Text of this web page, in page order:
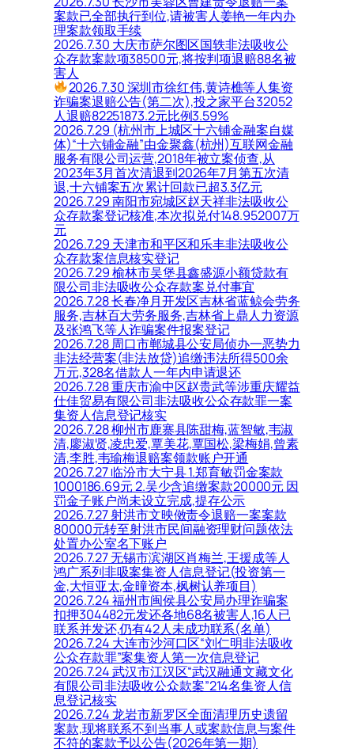
案款已全部执行到位,请被害人姜艳一年内办
理案款领取手续
2026.7.30 大庆市萨尔图区国轶非法吸收公
众存款案款项38500元,将按判项退赔88名被
害人
2026.7.30 深圳市徐红伟,黄诗樵等人集资
诈骗案退赔公告(第二次),投之家平台32052
人退赔82251873.2元比例3.59%
2026.7.29 (杭州市上城区十六铺金融案自媒
体)“十六铺金融”由金聚鑫(杭州)互联网金融
服务有限公司运营,2018年被立案侦查,从
2023年3月首次清退到2026年7月第五次清
退,十六铺案五次累计回款已超3.3亿元
2026.7.29 南阳市宛城区赵天祥非法吸收公
众存款案登记核准,本次拟兑付148.952007万
元
2026.7.29 天津市和平区和乐丰非法吸收公
众存款案信息核实登记
2026.7.29 榆林市吴堡县鑫盛源小额贷款有
限公司非法吸收公众存款案兑付事宜
2026.7.28 长春净月开发区吉林省蓝鲸会劳务
服务,吉林百大劳务服务,吉林省上鼎人力资源
及张鸿飞等人诈骗案件报案登记
2026.7.28 周口市郸城县公安局侦办一恶势力
非法经营案(非法放贷)追缴违法所得500余
万元,328名借款人一年内申请退还
2026.7.28 重庆市渝中区赵贵武等涉重庆耀益
仕佳贸易有限公司非法吸收公众存款罪一案
集资人信息登记核实
2026.7.28 柳州市鹿寨县陈甜梅,蓝智敏,韦淑
清,廖淑贤,凌忠爱,覃美花,覃国松,梁梅娟,曾素
清,李胜,韦瑜梅退赔案领款账户开通
2026.7.27 临汾市大宁县 1.郑育敏罚金案款
1000186.69元 2.吴少含追缴案款20000元 因
罚金子账户尚未设立完成,提存公示
2026.7.27 射洪市文映傚责令退赔一案案款
80000元转至射洪市民间融资理财问题依法
处置办公室名下账户
2026.7.27 无锡市滨湖区肖梅兰,王援成等人
鸿广系列非吸案集资人信息登记(投资第一
金,大恒亚太,金曈资本,枫树认养项目)
2026.7.24 福州市闽侯县公安局办理诈骗案
扣押304482元发还各地68名被害人,16人已
联系并发还,仍有42人未成功联系(名单)
2026.7.24 大连市沙河口区“刘仁明非法吸收
公众存款罪”案集资人第一次信息登记
2026.7.24 武汉市江汉区“武汉融通文藏文化
有限公司非法吸收公众款案”214名集资人信
息登记核实
2026.7.24 龙岩市新罗区全面清理历史遗留
案款,现将联系不到当事人或案款信息与案件
不符的案款予以公告(2026年第一期)